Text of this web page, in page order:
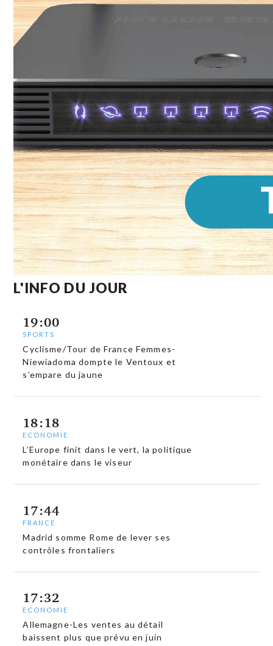
L'INFO DU JOUR
19:00
SPORTS
Cyclisme/Tour de France Femmes-
Niewiadoma dompte le Ventoux et
s’empare du jaune
18:18
ECONOMIE
L’Europe finit dans le vert, la politique
monétaire dans le viseur
17:44
FRANCE
Madrid somme Rome de lever ses
contrôles frontaliers
17:32
ECONOMIE
Allemagne-Les ventes au détail
baissent plus que prévu en juin